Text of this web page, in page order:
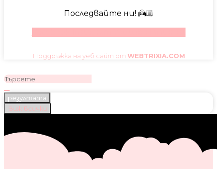
Последвайте ни! 👼🏼
Поддръжка на уеб сайт от WEBTRIXIA.COM
резултата
Виж всички